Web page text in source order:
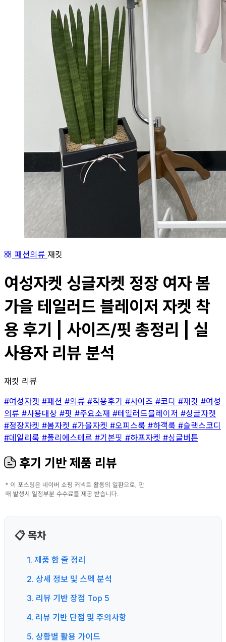
패션의류 재킷
여성자켓 싱글자켓 정장 여자 봄
가을 테일러드 블레이저 자켓 착
용 후기 | 사이즈/핏 총정리 | 실
사용자 리뷰 분석
재킷 리뷰
#여성자켓 #패션 #의류 #착용후기 #사이즈 #코디 #재킷 #여성
의류 #사용대상 #핏 #주요소재 #테일러드블레이저 #싱글자켓
#정장자켓 #봄자켓 #가을자켓 #오피스룩 #하객룩 #슬랙스코디
#데일리룩 #폴리에스테르 #기본핏 #하프자켓 #싱글버튼
후기 기반 제품 리뷰
📋 목차
1. 제품 한 줄 정리
2. 상세 정보 및 스펙 분석
3. 리뷰 기반 장점 Top 5
4. 리뷰 기반 단점 및 주의사항
5. 상황별 활용 가이드